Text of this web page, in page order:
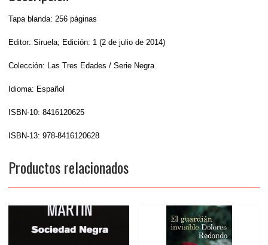
Tapa blanda: 256 páginas
Editor: Siruela; Edición: 1 (2 de julio de 2014)
Colección: Las Tres Edades / Serie Negra
Idioma: Español
ISBN-10: 8416120625
ISBN-13: 978-8416120628
Productos relacionados